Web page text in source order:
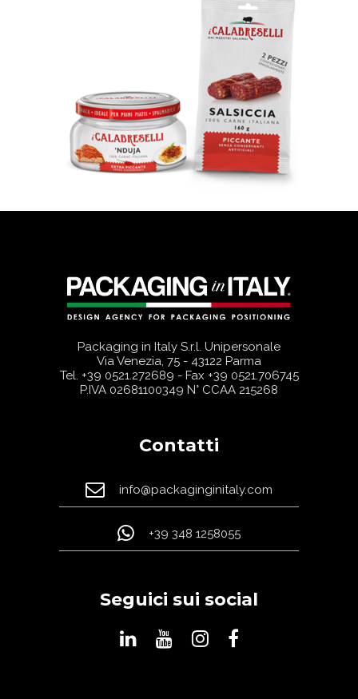
Packaging in Italy S.r.l. Unipersonale
Via Venezia, 75 - 43122 Parma
Tel. +39 0521.272689 - Fax +39 0521.706745
P.IVA 02681100349 N° CCAA 215268
Contatti
info@packaginginitaly.com
+39 348 1258055
Seguici sui social